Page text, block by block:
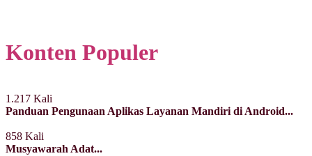
Konten Populer
1.217 Kali
Panduan Pengunaan Aplikas Layanan Mandiri di Android...
858 Kali
Musyawarah Adat...